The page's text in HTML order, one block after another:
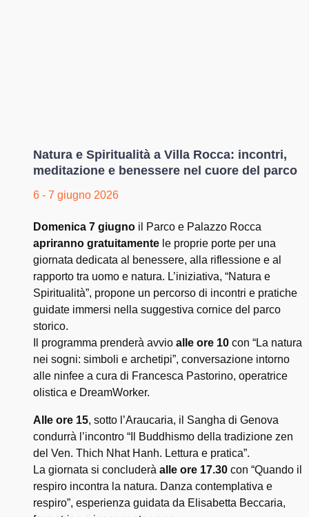
Natura e Spiritualità a Villa Rocca: incontri,
meditazione e benessere nel cuore del parco
6 - 7 giugno 2026
Domenica 7 giugno il Parco e Palazzo Rocca
apriranno gratuitamente le proprie porte per una
giornata dedicata al benessere, alla riflessione e al
rapporto tra uomo e natura. L’iniziativa, “Natura e
Spiritualità”, propone un percorso di incontri e pratiche
guidate immersi nella suggestiva cornice del parco
storico.
Il programma prenderà avvio alle ore 10 con “La natura
nei sogni: simboli e archetipi”, conversazione intorno
alle ninfee a cura di Francesca Pastorino, operatrice
olistica e DreamWorker.
Alle ore 15, sotto l’Araucaria, il Sangha di Genova
condurrà l’incontro “Il Buddhismo della tradizione zen
del Ven. Thich Nhat Hanh. Lettura e pratica”.
La giornata si concluderà alle ore 17.30 con “Quando il
respiro incontra la natura. Danza contemplativa e
respiro”, esperienza guidata da Elisabetta Beccaria,